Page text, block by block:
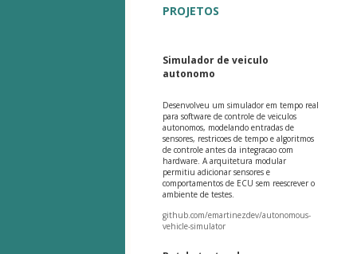
PROJETOS
Simulador de veiculo
autonomo
Desenvolveu um simulador em tempo real
para software de controle de veiculos
autonomos, modelando entradas de
sensores, restricoes de tempo e algoritmos
de controle antes da integracao com
hardware. A arquitetura modular
permitiu adicionar sensores e
comportamentos de ECU sem reescrever o
ambiente de testes.
github.com/emartinezdev/autonomous-
vehicle-simulator